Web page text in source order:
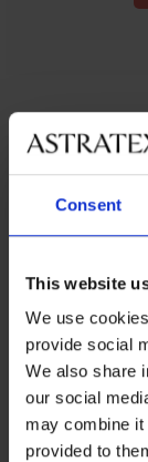
Consent
This website
We use
provide social
We also share
our social
may combine it
provided to